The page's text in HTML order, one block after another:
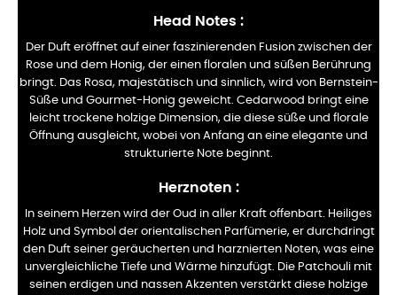
Head Notes :
Der Duft eröffnet auf einer faszinierenden Fusion zwischen der
Rose und dem Honig, der einen floralen und süßen Berührung
bringt. Das Rosa, majestätisch und sinnlich, wird von Bernstein-
Süße und Gourmet-Honig geweicht. Cedarwood bringt eine
leicht trockene holzige Dimension, die diese süße und florale
Öffnung ausgleicht, wobei von Anfang an eine elegante und
strukturierte Note beginnt.
Herznoten :
In seinem Herzen wird der Oud in aller Kraft offenbart. Heiliges
Holz und Symbol der orientalischen Parfümerie, er durchdringt
den Duft seiner geräucherten und harznierten Noten, was eine
unvergleichliche Tiefe und Wärme hinzufügt. Die Patchouli mit
seinen erdigen und nassen Akzenten verstärkt diese holzige